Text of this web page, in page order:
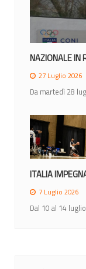
NAZIONALE IN
27 Luglio 2026
Da martedì 28
ITALIA
7 Luglio 2026
Dal 10 al 14